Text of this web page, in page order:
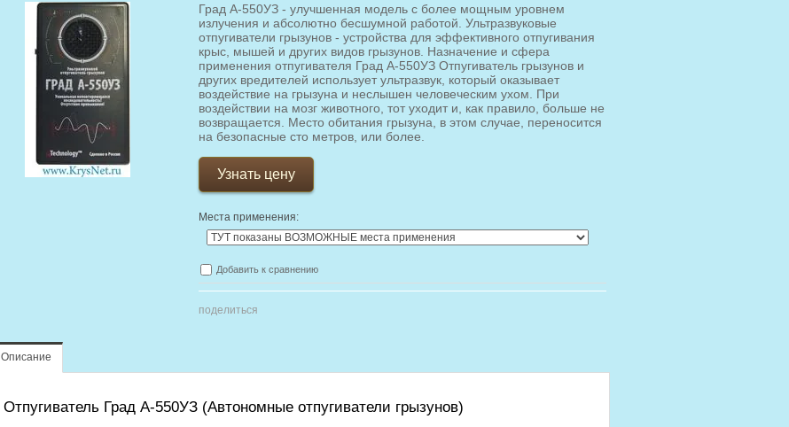
Град А-550УЗ - улучшенная модель с более мощным уровнем
излучения и абсолютно бесшумной работой. Ультразвуковые
отпугиватели грызунов - устройства для эффективного отпугивания
крыс, мышей и других видов грызунов. Назначение и сфера
применения отпугивателя Град А-550УЗ Отпугиватель грызунов и
других вредителей использует ультразвук, который оказывает
воздействие на грызуна и неслышен человеческим ухом. При
воздействии на мозг животного, тот уходит и, как правило, больше не
возвращается. Место обитания грызуна, в этом случае, переносится
на безопасные сто метров, или более.
Узнать цену
Места применения:
Добавить к сравнению
поделиться
Описание
Отпугиватель Град А-550УЗ (Автономные отпугиватели грызунов)